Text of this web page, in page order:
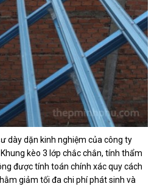
dày dặn kinh nghiệm của công ty
kèo 3 lớp chắc chắn, tính thẩm
được tính toán chính xác quy cách
giảm tối đa chi phí phát sinh và